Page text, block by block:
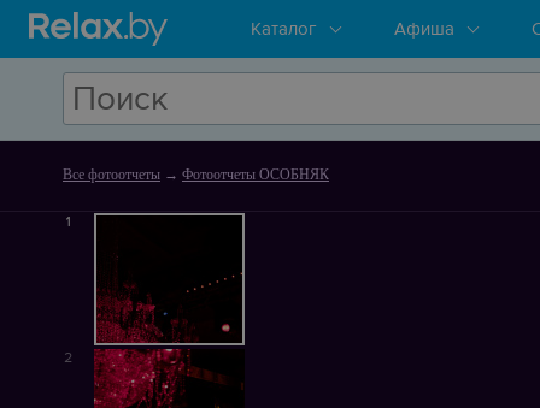
Каталог Афиша
Все фотоотчеты → Фотоотчеты ОСОБНЯК